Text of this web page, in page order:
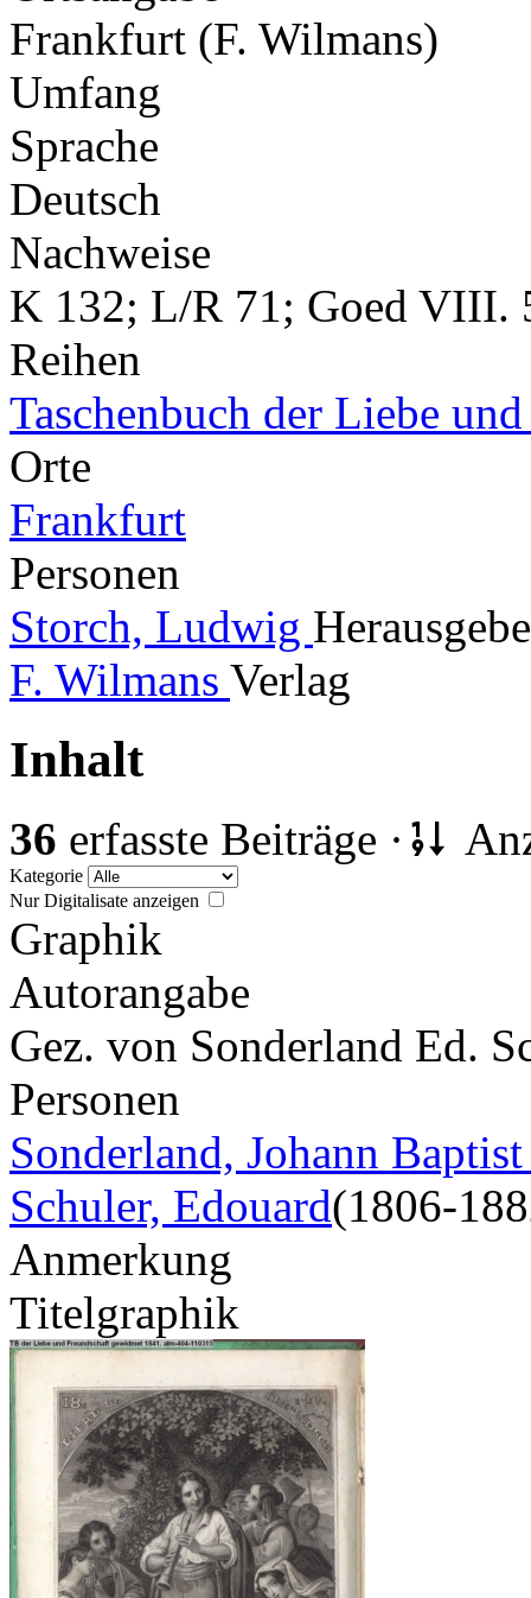
Frankfurt (F. Wilmans)
Umfang
Sprache
Deutsch
Nachweise
K 132; L/R 71; Goed VIII.
Reihen
Taschenbuch der Liebe
Orte
Frankfurt
Personen
Storch, Ludwig
F. Wilmans Verlag
Inhalt
36 erfasste Beiträge ·
Kategorie
Nur Digitalisate anzeigen
Graphik
Autorangabe
Gez. von Sonderland Ed.
Personen
Sonderland, Johann
Schuler, Edouard(1806-
Anmerkung
Titelgraphik